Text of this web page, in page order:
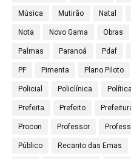
Música Mutirão Natal
Nota Novo Gama Obras
Palmas Paranoá Pdaf
PF Pimenta Plano Piloto
Policial Policlínica Política
Prefeita Prefeito
Procon Professor
Público Recanto das Emas